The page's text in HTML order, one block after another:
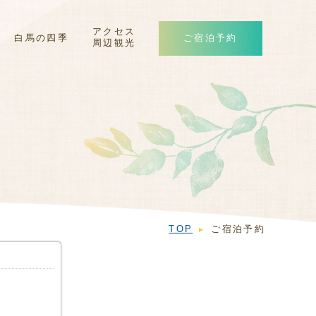
白馬の四季
アクセス
周辺観光
ご宿泊予約
TOP ご宿泊予約